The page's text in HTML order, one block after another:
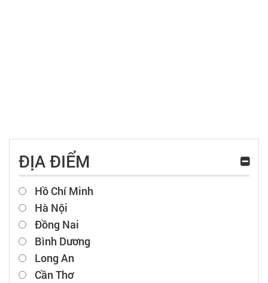
ĐỊA ĐIỂM
Hồ Chí Minh
Hà Nội
Đồng Nai
Bình Dương
Long An
Cần Thơ